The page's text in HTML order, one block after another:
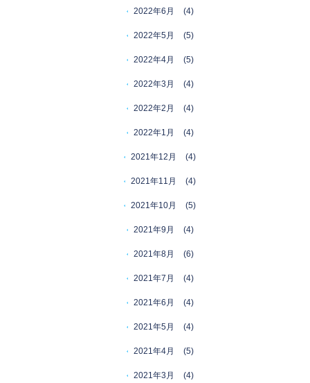
2022年6月 (4)
2022年5月 (5)
2022年4月 (5)
2022年3月 (4)
2022年2月 (4)
2022年1月 (4)
2021年12月 (4)
2021年11月 (4)
2021年10月 (5)
2021年9月 (4)
2021年8月 (6)
2021年7月 (4)
2021年6月 (4)
2021年5月 (4)
2021年4月 (5)
2021年3月 (4)